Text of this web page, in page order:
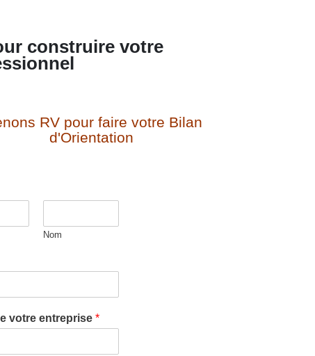
construire votre
RV pour faire votre Bilan
d'Orientation
Nom
votre entreprise *